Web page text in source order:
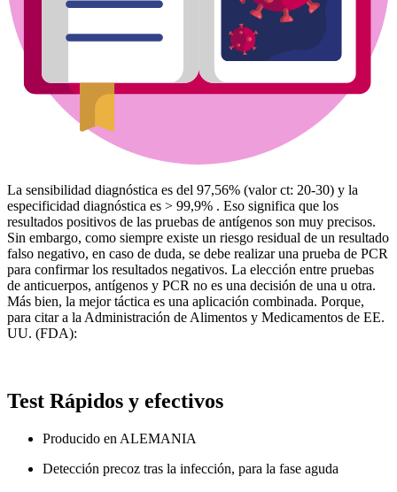
La sensibilidad diagnóstica es del 97,56% (valor ct: 20-30) y la
especificidad diagnóstica es > 99,9% . Eso significa que los
resultados positivos de las pruebas de antígenos son muy precisos.
Sin embargo, como siempre existe un riesgo residual de un resultado
falso negativo, en caso de duda, se debe realizar una prueba de PCR
para confirmar los resultados negativos. La elección entre pruebas
de anticuerpos, antígenos y PCR no es una decisión de una u otra.
Más bien, la mejor táctica es una aplicación combinada. Porque,
para citar a la Administración de Alimentos y Medicamentos de EE.
UU. (FDA):
Test Rápidos y efectivos
Producido en ALEMANIA
Detección precoz tras la infección, para la fase aguda